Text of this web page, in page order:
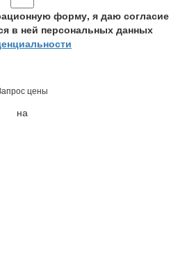
форму, я даю согласие
в ней персональных данных
цены
на